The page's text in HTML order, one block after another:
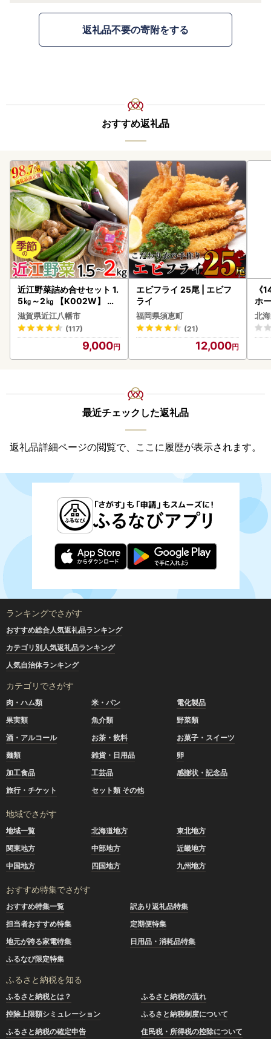
返礼品不要の寄附をする
おすすめ返礼品
近江野菜詰め合せセット 1.
5㎏～2㎏ 【K002W】 野
菜 旬 新鮮
滋賀県近江八幡市
(117)
9,000
エビフライ 25尾 | エビフ
ライ
福岡県須恵町
(21)
12,000
《
ホ
( 飲
ク
贈
い
北
最近チェックした返礼品
返礼品詳細ページの閲覧で、ここに履歴が表示されます。
ランキングでさがす
おすすめ総合人気返礼品ランキング
カテゴリ別人気返礼品ランキング
人気自治体ランキング
カテゴリでさがす
肉・ハム類 米・パン
電化製品
果実類
魚介類
野菜類
酒・アルコール
お茶・飲料
お菓子・スイーツ
麺類
雑貨・日用品
卵
加工食品
工芸品
感謝状・記念品
旅行・チケット
セット類 その他
地域でさがす
地域一覧 北海道地方
東北地方
関東地方
中部地方
近畿地方
中国地方
四国地方 九州地方
おすすめ特集でさがす
おすすめ特集一覧
訳あり返礼品特集
担当者おすすめ特集
定期便特集
地元が誇る家電特集
日用品・消耗品特集
ふるなび限定特集
ふるさと納税を知る
ふるさと納税とは？
ふるさと納税の流れ
控除上限額シミュレーション
ふるさと納税制度について
ふるさと納税の確定申告
住民税・所得税の控除について